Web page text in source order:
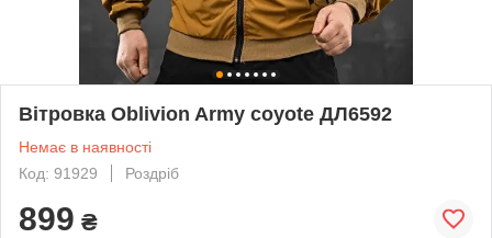
Вітровка Oblivion Army coyote ДЛ6592
Немає в наявності
Код: 91929
Роздріб
899 ₴